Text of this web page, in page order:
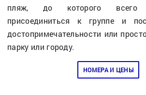
пляж, до которого всего
присоединиться к группе и
достопримечательности или
парку или городу.
НОМЕРА И ЦЕНЫ